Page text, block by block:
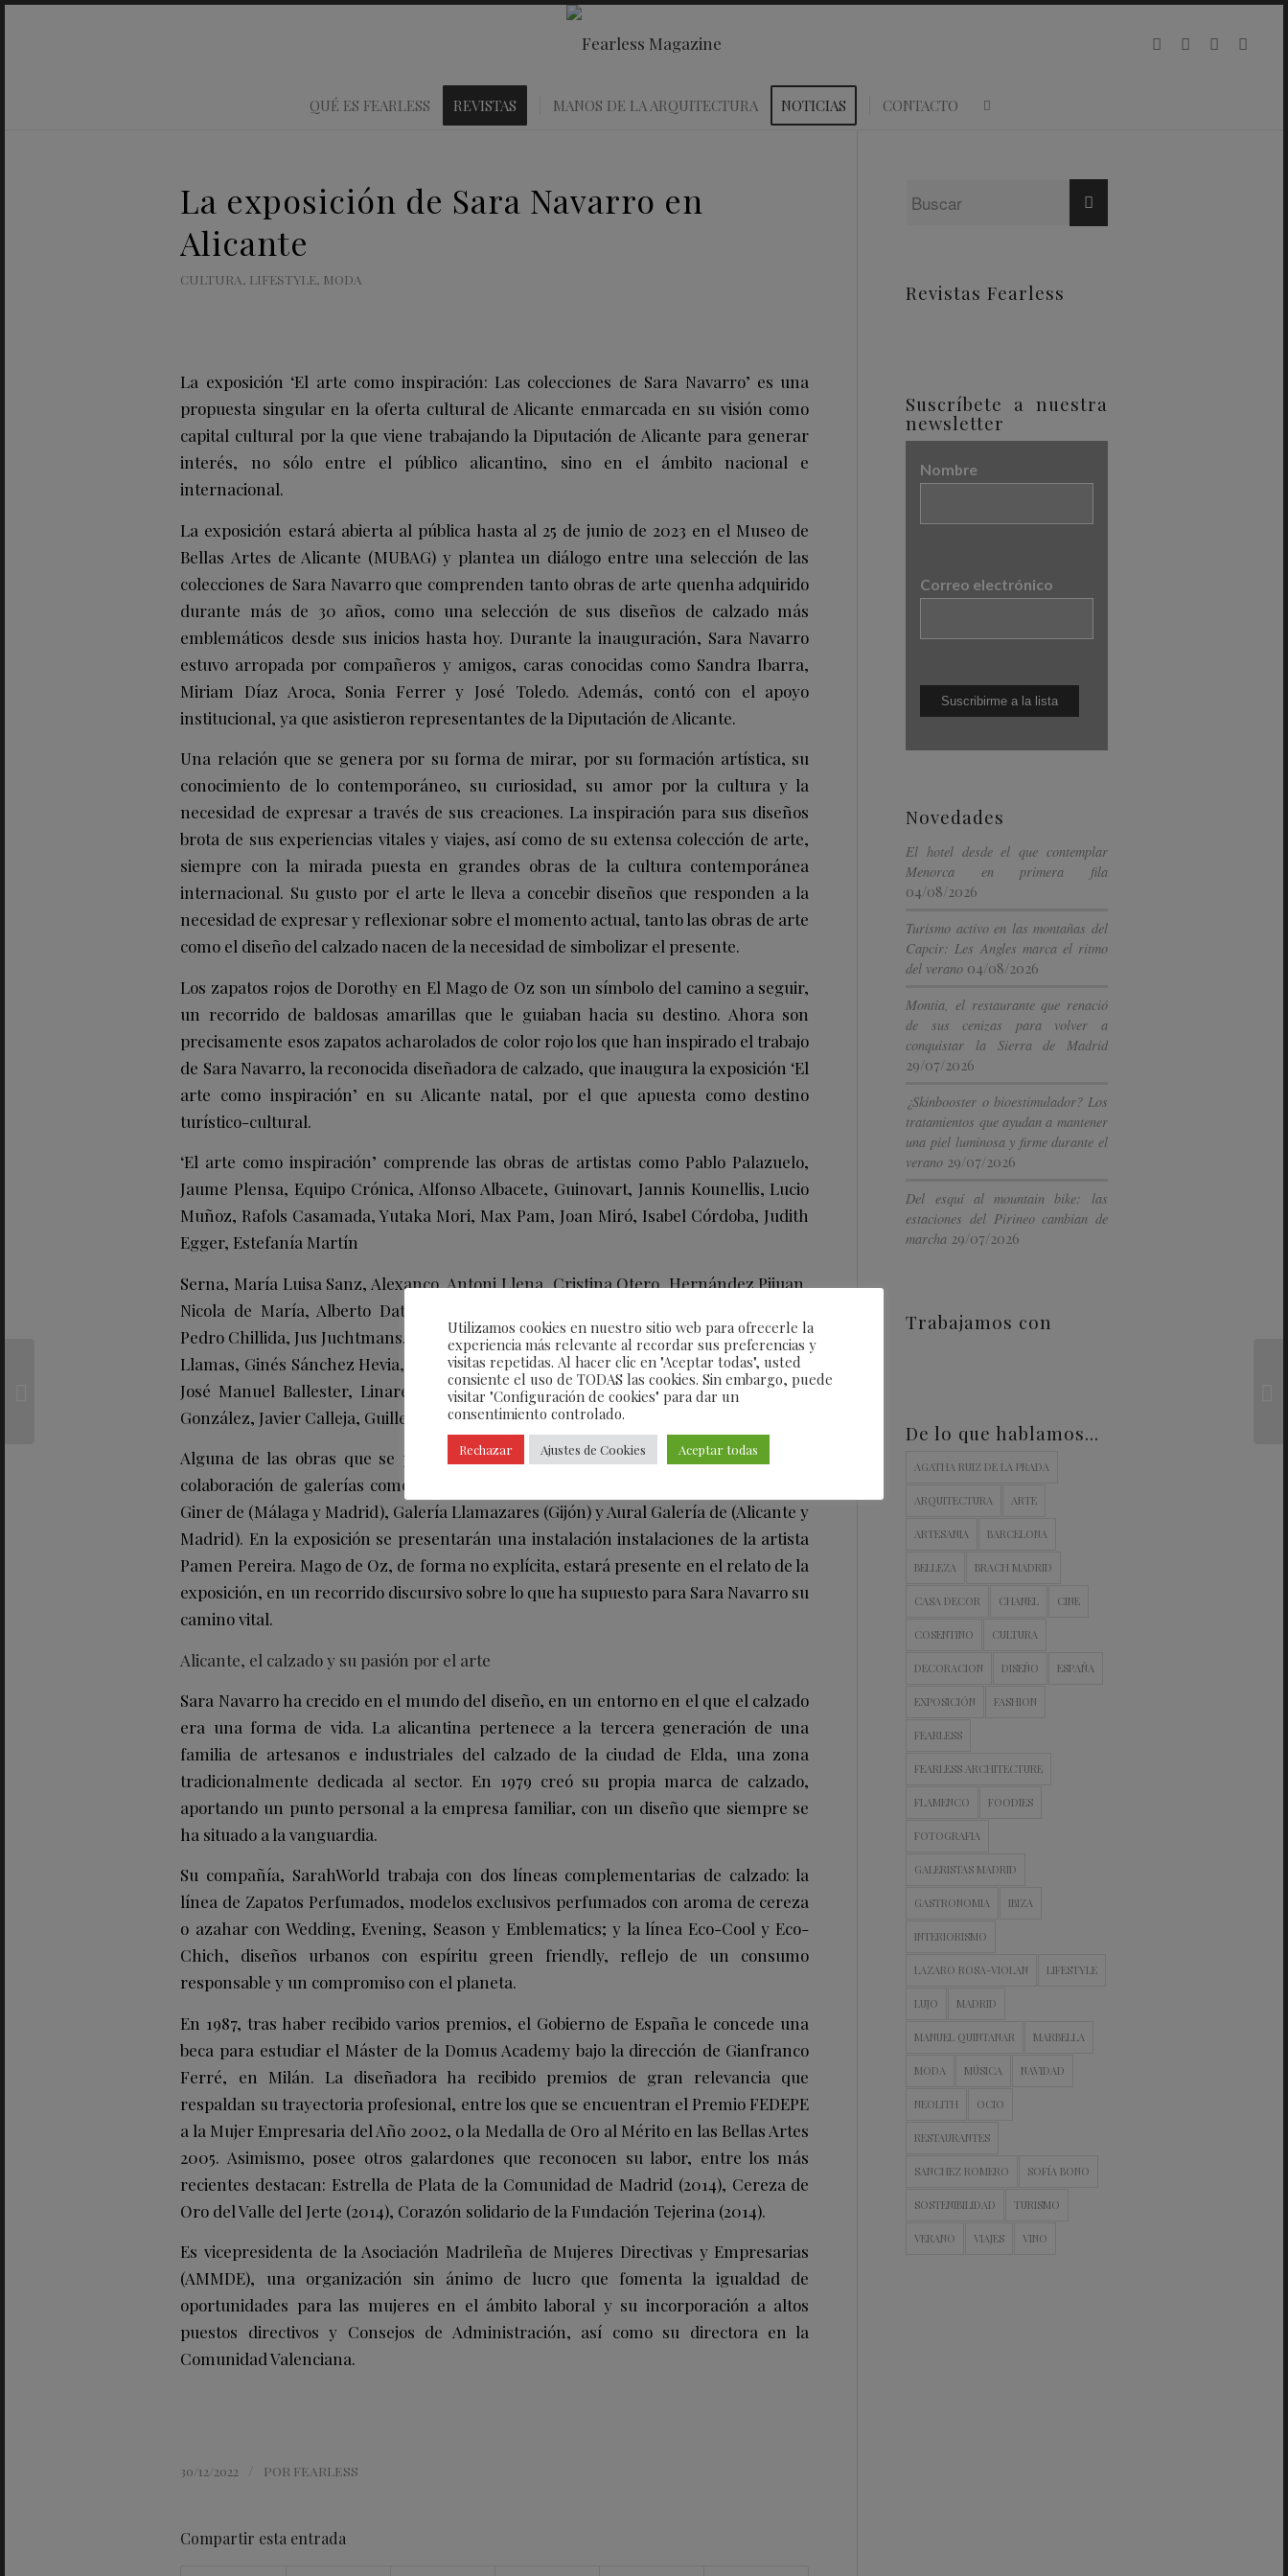
QUÉ ES FEARLESS REVISTAS MANOS DE LA ARQUITECTURA NOTICIAS CONTACTO
La exposición de Sara Navarro en
Alicante
CULTURA, LIFESTYLE, MODA
La exposición ‘El arte como inspiración: Las colecciones de Sara Navarro’ es una
propuesta singular en la oferta cultural de Alicante enmarcada en su visión como
capital cultural por la que viene trabajando la Diputación de Alicante para generar
interés, no sólo entre el público alicantino, sino en el ámbito nacional e
internacional.
La exposición estará abierta al pública hasta al 25 de junio de 2023 en el Museo de
Bellas Artes de Alicante (MUBAG) y plantea un diálogo entre una selección de las
colecciones de Sara Navarro que comprenden tanto obras de arte quenha adquirido
durante más de 30 años, como una selección de sus diseños de calzado más
emblemáticos desde sus inicios hasta hoy. Durante la inauguración, Sara Navarro
estuvo arropada por compañeros y amigos, caras conocidas como Sandra Ibarra,
Miriam Díaz Aroca, Sonia Ferrer y José Toledo. Además, contó con el apoyo
institucional, ya que asistieron representantes de la Diputación de Alicante.
Una relación que se genera por su forma de mirar, por su formación artística, su
conocimiento de lo contemporáneo, su curiosidad, su amor por la cultura y la
necesidad de expresar a través de sus creaciones. La inspiración para sus diseños
brota de sus experiencias vitales y viajes, así como de su extensa colección de arte,
siempre con la mirada puesta en grandes obras de la cultura contemporánea
internacional. Su gusto por el arte le lleva a concebir diseños que responden a la
necesidad de expresar y reflexionar sobre el momento actual, tanto las obras de arte
como el diseño del calzado nacen de la necesidad de simbolizar el presente.
Los zapatos rojos de Dorothy en El Mago de Oz son un símbolo del camino a seguir,
un recorrido de baldosas amarillas que le guiaban hacia su destino. Ahora son
precisamente esos zapatos acharolados de color rojo los que han inspirado el trabajo
de Sara Navarro, la reconocida diseñadora de calzado, que inaugura la exposición ‘El
arte como inspiración’ en su Alicante natal, por el que apuesta como destino
turístico-cultural.
‘El arte como inspiración’ comprende las obras de artistas como Pablo Palazuelo,
Jaume Plensa, Equipo Crónica, Alfonso Albacete, Guinovart, Jannis Kounellis, Lucio
Muñoz, Rafols Casamada, Yutaka Mori, Max Pam, Joan Miró, Isabel Córdoba, Judith
Egger, Estefanía Martín
Serna, María Luisa Sanz, Alexanco, Antoni Llena, Cristina Otero, Hernández Pijuan,
Nicola de María, Alberto Datas, Alberto Grassi, Antoni Tapies, Eduardo Chillida,
Pedro Chillida, Jus Juchtmans, Ignacio
Llamas, Ginés Sánchez Hevia, Alex Cano, Avelino Salas, Arnulf Rainer, Jordi Alcaráz,
José Manuel Ballester, Linarejos Moreno, Pablo Genovés, Eduardo Nave, Dionisio
González, Javier Calleja, Guillermo Peñalver.
Alguna de las obras que se presentan en esta muestra se exponen gracias a la
colaboración de galerías como Nieves Fernández y Daniel Cuevas (Madrid), Yusto i
Giner de (Málaga y Madrid), Galería Llamazares (Gijón) y Aural Galería de (Alicante y
Madrid). En la exposición se presentarán una instalación instalaciones de la artista
Pamen Pereira. Mago de Oz, de forma no explícita, estará presente en el relato de la
exposición, en un recorrido discursivo sobre lo que ha supuesto para Sara Navarro su
camino vital.
Alicante, el calzado y su pasión por el arte
Sara Navarro ha crecido en el mundo del diseño, en un entorno en el que el calzado
era una forma de vida. La alicantina pertenece a la tercera generación de una
familia de artesanos e industriales del calzado de la ciudad de Elda, una zona
tradicionalmente dedicada al sector. En 1979 creó su propia marca de calzado,
aportando un punto personal a la empresa familiar, con un diseño que siempre se
ha situado a la vanguardia.
Su compañía, SarahWorld trabaja con dos líneas complementarias de calzado: la
línea de Zapatos Perfumados, modelos exclusivos perfumados con aroma de cereza
o azahar con Wedding, Evening, Season y Emblematics; y la línea Eco-Cool y Eco-
Chich, diseños urbanos con espíritu green friendly, reflejo de un consumo
responsable y un compromiso con el planeta.
En 1987, tras haber recibido varios premios, el Gobierno de España le concede una
beca para estudiar el Máster de la Domus Academy bajo la dirección de Gianfranco
Ferré, en Milán. La diseñadora ha recibido premios de gran relevancia que
respaldan su trayectoria profesional, entre los que se encuentran el Premio FEDEPE
a la Mujer Empresaria del Año 2002, o la Medalla de Oro al Mérito en las Bellas Artes
2005. Asimismo, posee otros galardones que reconocen su labor, entre los más
recientes destacan: Estrella de Plata de la Comunidad de Madrid (2014), Cereza de
Oro del Valle del Jerte (2014), Corazón solidario de la Fundación Tejerina (2014).
Es vicepresidenta de la Asociación Madrileña de Mujeres Directivas y Empresarias
(AMMDE), una organización sin ánimo de lucro que fomenta la igualdad de
oportunidades para las mujeres en el ámbito laboral y su incorporación a altos
puestos directivos y Consejos de Administración, así como su directora en la
Comunidad Valenciana.
30/12/2022 POR FEARLESS
Compartir esta entrada
Revistas Fearless
Suscríbete a nuestra
newsletter
Nombre
Correo electrónico
Novedades
El hotel desde el que contemplar
Menorca en primera fila
04/08/2026
Turismo activo en las montañas del
Capcir: Les Angles marca el ritmo
del verano 04/08/2026
Montia, el restaurante que renació
de sus cenizas para volver a
conquistar la Sierra de Madrid
29/07/2026
¿Skinbooster o bioestimulador? Los
tratamientos que ayudan a mantener
una piel luminosa y firme durante el
verano 29/07/2026
Del esquí al mountain bike: las
estaciones del Pirineo cambian de
marcha 29/07/2026
Trabajamos con
De lo que hablamos…
AGATHA RUIZ DE LA PRADA
ARQUITECTURA ARTE
ARTESANIA BARCELONA
BELLEZA BRACH MADRID
CASA DECOR CHANEL CINE
COSENTINO CULTURA
DECORACION DISEÑO ESPAÑA
EXPOSICIÓN FASHION
FEARLESS
FEARLESS ARCHITECTURE
FLAMENCO FOODIES
FOTOGRAFIA
GALERISTAS MADRID
GASTRONOMIA IBIZA
INTERIORISMO
LAZARO ROSA-VIOLAN LIFESTYLE
LUJO MADRID
MANUEL QUINTANAR MARBELLA
MODA MÚSICA NAVIDAD
NEOLITH OCIO
RESTAURANTES
SANCHEZ ROMERO SOFÍA BONO
SOSTENIBILIDAD TURISMO
VERANO VIAJES VINO
Utilizamos cookies en nuestro sitio web para ofrecerle la
experiencia más relevante al recordar sus preferencias y
visitas repetidas. Al hacer clic en "Aceptar todas", usted
consiente el uso de TODAS las cookies. Sin embargo, puede
visitar "Configuración de cookies" para dar un
consentimiento controlado.
Rechazar Ajustes de Cookies Aceptar todas